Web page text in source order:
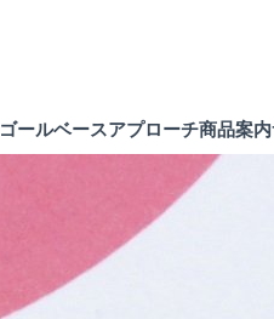
ゴールベースアプローチ商品案内
債券